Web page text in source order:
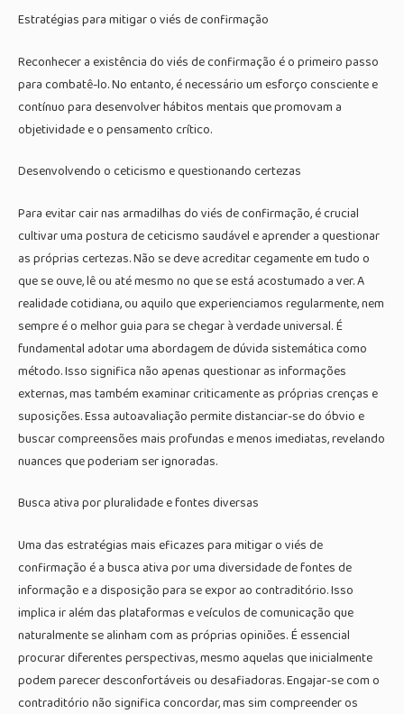
Estratégias para mitigar o viés de confirmação
Reconhecer a existência do viés de confirmação é o primeiro passo
para combatê-lo. No entanto, é necessário um esforço consciente e
contínuo para desenvolver hábitos mentais que promovam a
objetividade e o pensamento crítico.
Desenvolvendo o ceticismo e questionando certezas
Para evitar cair nas armadilhas do viés de confirmação, é crucial
cultivar uma postura de ceticismo saudável e aprender a questionar
as próprias certezas. Não se deve acreditar cegamente em tudo o
que se ouve, lê ou até mesmo no que se está acostumado a ver. A
realidade cotidiana, ou aquilo que experienciamos regularmente, nem
sempre é o melhor guia para se chegar à verdade universal. É
fundamental adotar uma abordagem de dúvida sistemática como
método. Isso significa não apenas questionar as informações
externas, mas também examinar criticamente as próprias crenças e
suposições. Essa autoavaliação permite distanciar-se do óbvio e
buscar compreensões mais profundas e menos imediatas, revelando
nuances que poderiam ser ignoradas.
Busca ativa por pluralidade e fontes diversas
Uma das estratégias mais eficazes para mitigar o viés de
confirmação é a busca ativa por uma diversidade de fontes de
informação e a disposição para se expor ao contraditório. Isso
implica ir além das plataformas e veículos de comunicação que
naturalmente se alinham com as próprias opiniões. É essencial
procurar diferentes perspectivas, mesmo aquelas que inicialmente
podem parecer desconfortáveis ou desafiadoras. Engajar-se com o
contraditório não significa concordar, mas sim compreender os